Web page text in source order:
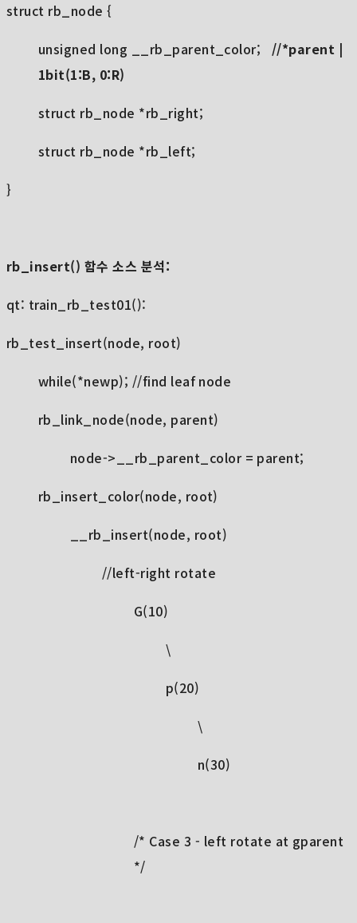
struct rb_node {
unsigned long __rb_parent_color; //*parent |
1bit(1:B, 0:R)
struct rb_node *rb_right;
struct rb_node *rb_left;
}
rb_insert() 함수 소스 분석:
qt: train_rb_test01():
rb_test_insert(node, root)
while(*newp); //find leaf node
rb_link_node(node, parent)
node->__rb_parent_color = parent;
rb_insert_color(node, root)
__rb_insert(node, root)
//left-right rotate
G(10)
\
p(20)
\
n(30)
/* Case 3 - left rotate at gparent
*/